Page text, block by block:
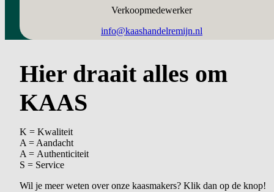
Verkoopmedewerker
info@kaashandelremijn.nl
Hier draait alles om
KAAS
K = Kwaliteit
A = Aandacht
A = Authenticiteit
S = Service
Wil je meer weten over onze kaasmakers? Klik dan op de knop!